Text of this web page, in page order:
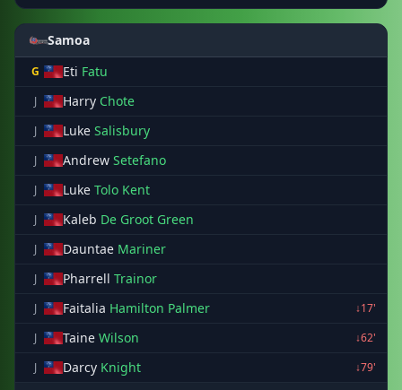
Samoa
G Eti Fatu
J Harry Chote
J Luke Salisbury
J Andrew Setefano
J Luke Tolo Kent
J Kaleb De Groot Green
J Dauntae Mariner
J Pharrell Trainor
J Faitalia Hamilton Palmer
↓17'
J
Taine Wilson
↓62'
J
Darcy Knight ↓79'